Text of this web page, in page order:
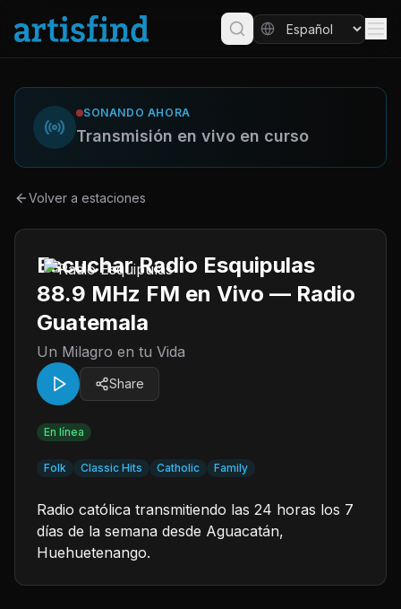
SONANDO AHORA
Transmisión en vivo en curso
Volver a estaciones
Escuchar Radio Esquipulas
88.9 MHz FM en Vivo — Radio
Guatemala
Un Milagro en tu Vida
Share
En línea
Folk Classic Hits Catholic Family
Radio católica transmitiendo las 24 horas los 7
días de la semana desde Aguacatán,
Huehuetenango.